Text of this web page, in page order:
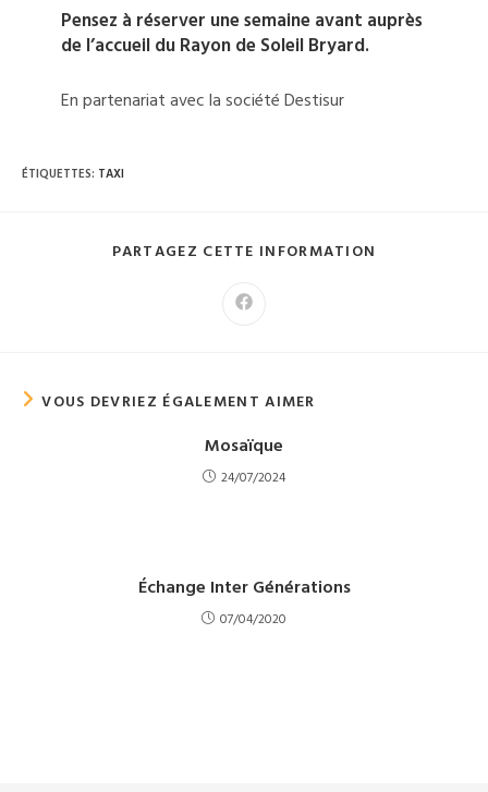
Pensez à réserver une semaine avant auprès
de l’accueil du Rayon de Soleil Bryard.
En partenariat avec la société Destisur
ÉTIQUETTES: TAXI
PARTAGEZ CETTE INFORMATION
Ouvrir
VOUS DEVRIEZ ÉGALEMENT AIMER
Mosaïque
24/07/2024
Échange Inter Générations
07/04/2020